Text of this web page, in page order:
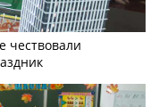
чествовали